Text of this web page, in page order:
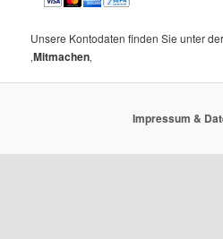
Unsere Kontodaten finden Sie unter der
‚Mitmachen
Impressum &